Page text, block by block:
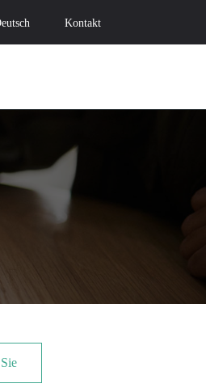
Kontakt